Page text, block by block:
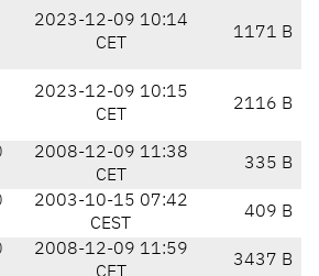
2023-12-09 10:14
CET
1171 B
2023-12-09 10:15
CET
2116 B
2008-12-09 11:38
CET
335 B
2003-10-15 07:42
CEST
409 B
2008-12-09 11:59
3437 B